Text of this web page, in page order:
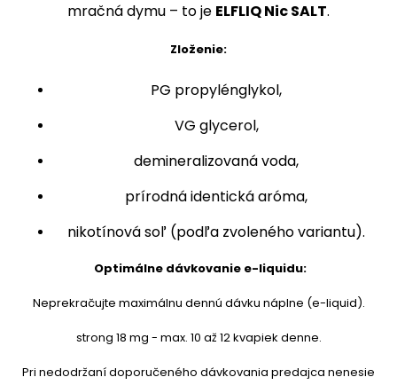
mračná dymu – to je ELFLIQ Nic SALT.
Zloženie:
PG propylénglykol,
VG glycerol,
demineralizovaná voda,
prírodná identická aróma,
nikotínová soľ (podľa zvoleného variantu).
Optimálne dávkovanie e-liquidu:
Neprekračujte maximálnu dennú dávku náplne (e-liquid).
strong 18 mg - max. 10 až 12 kvapiek denne.
Pri nedodržaní doporučeného dávkovania predajca nenesie